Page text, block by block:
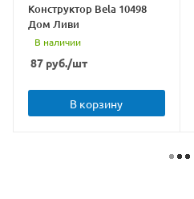
Конструктор Bela 10498
Дом Ливи
В наличии
87 руб./шт
В корзину